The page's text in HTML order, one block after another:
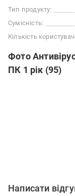
Тип продукту:
Сумісність:
Кількість
Фото
ПК 1 рік (95)
Написати